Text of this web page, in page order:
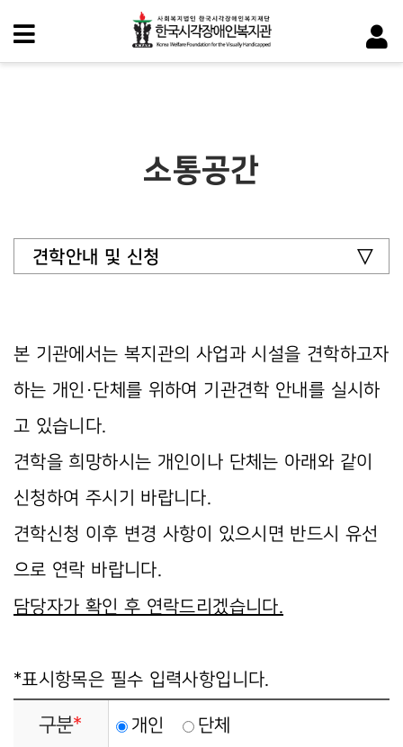
소통공간
견학안내 및 신청
본 기관에서는 복지관의 사업과 시설을 견학하고자
하는 개인·단체를 위하여 기관견학 안내를 실시하
고 있습니다.
견학을 희망하시는 개인이나 단체는 아래와 같이
신청하여 주시기 바랍니다.
견학신청 이후 변경 사항이 있으시면 반드시 유선
으로 연락 바랍니다.
담당자가 확인 후 연락드리겠습니다.
*표시항목은 필수 입력사항입니다.
구분* 개인 단체